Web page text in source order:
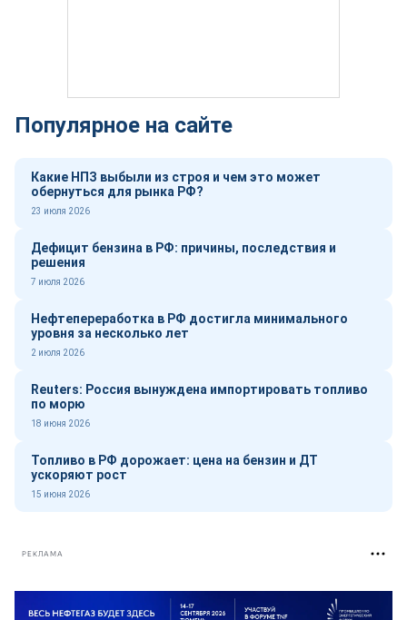
Популярное на сайте
Какие НПЗ выбыли из строя и чем это может
обернуться для рынка РФ?
23 июля 2026
Дефицит бензина в РФ: причины, последствия и
решения
7 июля 2026
Нефтепереработка в РФ достигла минимального
уровня за несколько лет
2 июля 2026
Reuters: Россия вынуждена импортировать топливо
по морю
18 июня 2026
Топливо в РФ дорожает: цена на бензин и ДТ
ускоряют рост
15 июня 2026
РЕКЛАМА